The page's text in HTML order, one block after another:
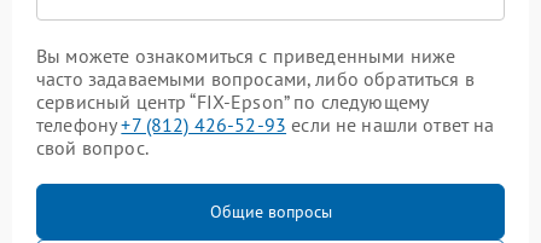
Вы можете ознакомиться с приведенными ниже
часто задаваемыми вопросами, либо обратиться в
сервисный центр “FIX-Epson” по следующему
телефону+7 (812) 426-52-93 если не нашли ответ на
свой вопрос.
Общие вопросы